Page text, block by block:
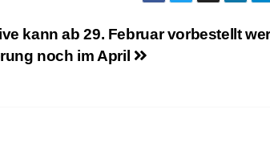
kann ab 29. Februar vorbestellt
noch im April